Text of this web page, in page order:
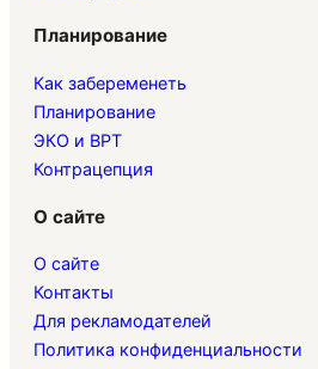
Планирование
Как забеременеть
Планирование
ЭКО и ВРТ
Контрацепция
О сайте
О сайте
Контакты
Для рекламодателей
Политика конфиденциальности